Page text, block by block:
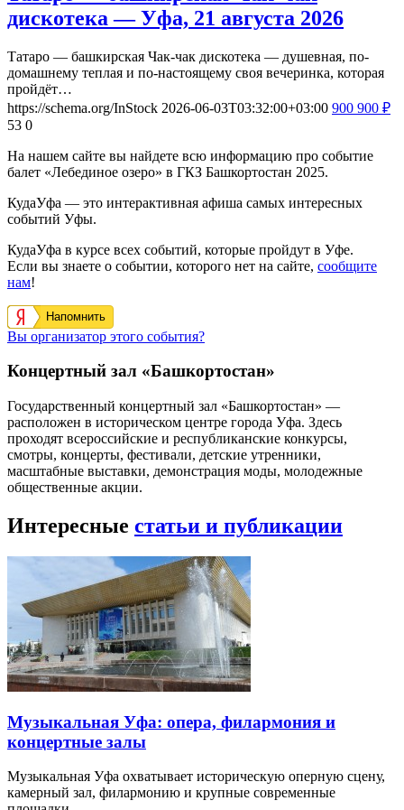
дискотека — Уфа, 21 августа 2026
Татаро — башкирская Чак-чак дискотека — душевная, по-
домашнему теплая и по-настоящему своя вечеринка, которая
пройдёт…
https://schema.org/InStock 2026-06-03T03:32:00+03:00 900 900 ₽
53 0
На нашем сайте вы найдете всю информацию про событие
балет «Лебединое озеро» в ГКЗ Башкортостан 2025.
КудаУфа — это интерактивная афиша самых интересных
событий Уфы.
КудаУфа в курсе всех событий, которые пройдут в Уфе.
Если вы знаете о событии, которого нет на сайте, сообщите
нам!
Напомнить
Вы организатор этого события?
Концертный зал «Башкортостан»
Государственный концертный зал «Башкортостан» —
расположен в историческом центре города Уфа. Здесь
проходят всероссийские и республиканские конкурсы,
смотры, концерты, фестивали, детские утренники,
масштабные выставки, демонстрация моды, молодежные
общественные акции.
Интересные статьи и публикации
Музыкальная Уфа: опера, филармония и
концертные залы
Музыкальная Уфа охватывает историческую оперную сцену,
камерный зал, филармонию и крупные современные